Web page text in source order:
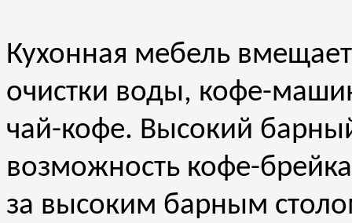
Кухонная мебель
очистки воды, кофе-
чай-кофе. Высокий
возможность кофе-
за высоким барным